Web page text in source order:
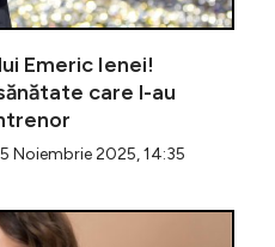
Emeric Ienei!
care l-au
Noiembrie 2025, 14:35